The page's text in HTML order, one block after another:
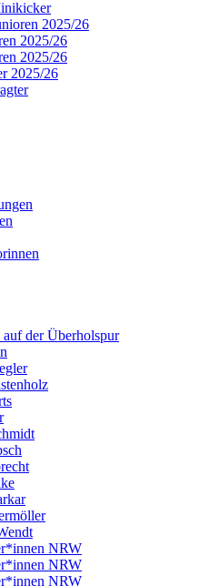
2025/26
2025/26
2025/26
2025/26
der Überholspur
NRW
NRW
NRW